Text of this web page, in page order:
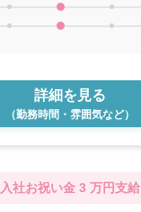
詳細を見る
（勤務時間・雰囲気など）
入社お祝い金 3 万円支給